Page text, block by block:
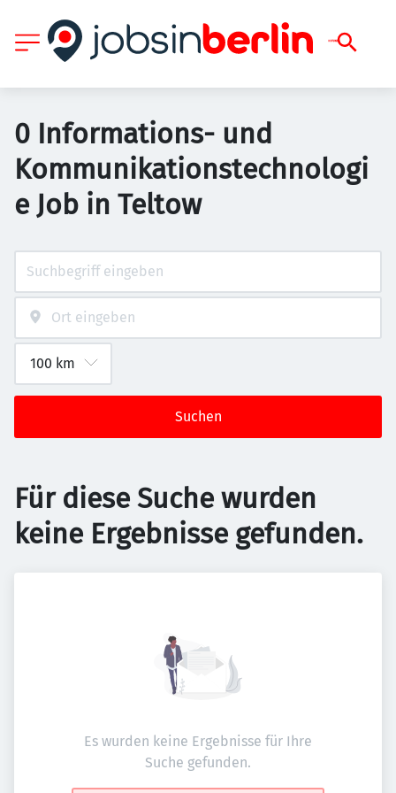
0 Informations- und
Kommunikationstechnologi
e Job in Teltow
Suchen
Für diese Suche wurden
keine Ergebnisse gefunden.
Es wurden keine Ergebnisse für Ihre
Suche gefunden.